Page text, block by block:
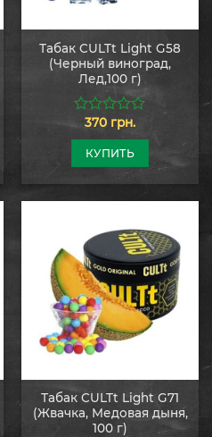
Табак CULTt Light G58
(Черный виноград,
Лед,100 г)
из
370 грн.
КУПИТЬ
Табак CULTt Light G71
(Жвачка, Медовая дыня,
100 г)